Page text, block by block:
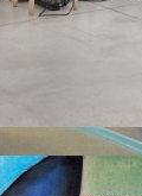
fait mon nid"de
Bord de l’eau /